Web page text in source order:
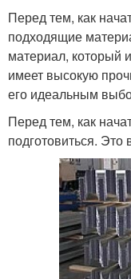
Перед тем, как
подходящие
материал, который
имеет высокую
его идеальным
Перед тем, как
подготовиться. Это